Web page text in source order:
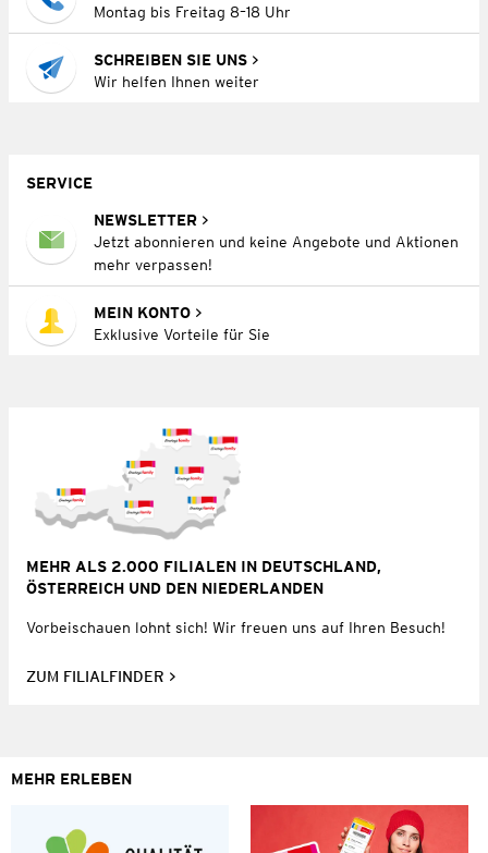
Montag bis Freitag 8–18 Uhr
SCHREIBEN SIE UNS
Wir helfen Ihnen weiter
SERVICE
NEWSLETTER
Jetzt abonnieren und keine Angebote und Aktionen
mehr verpassen!
MEIN KONTO
Exklusive Vorteile für Sie
MEHR ALS 2.000 FILIALEN IN DEUTSCHLAND,
ÖSTERREICH UND DEN NIEDERLANDEN
Vorbeischauen lohnt sich! Wir freuen uns auf Ihren Besuch!
ZUM FILIALFINDER
MEHR ERLEBEN